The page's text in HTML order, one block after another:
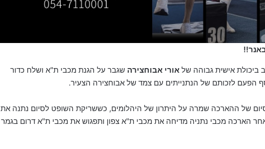
אישית גבוהה של אורי אבוחצירה שגבר על הגנת מכבי ת"א ושלח כדור
הפעם לזכותם של הנתנייתים עם צמד של אבוחצירה הצעיר.
של ההארכה שמרה על היתרון של היהלומים, כששריקת השופט לסיום נתנה את
הארכה מכבי נתניה מדיחה את מכבי ת"א צפון ותפגוש את מכבי ת"א דרום בגמר